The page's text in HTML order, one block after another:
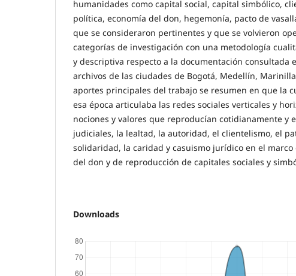
humanidades como capital social, capital simbólico,
política, economía del don, hegemonía, pacto de
que se consideraron pertinentes y que se volvieron
categorías de investigación con una metodología
y descriptiva respecto a la documentación consultada
archivos de las ciudades de Bogotá, Medellín,
aportes principales del trabajo se resumen en que la
esa época articulaba las redes sociales verticales y
nociones y valores que reproducían cotidianamente y
judiciales, la lealtad, la autoridad, el clientelismo, el
solidaridad, la caridad y casuismo jurídico en el marco
del don y de reproducción de capitales sociales y
Downloads